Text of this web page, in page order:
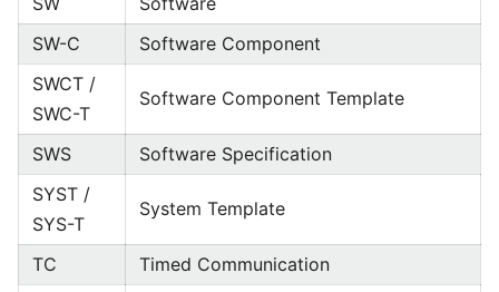
SW-C
Software Component
SWCT /
SWC-T
Software Component Template
SWS
Software Specification
SYST /
SYS-T
System Template
TC
Timed Communication